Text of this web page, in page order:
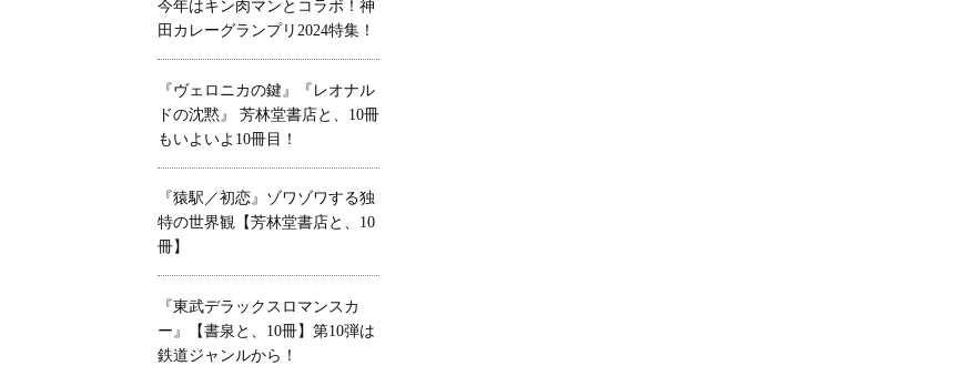
今年はキン肉マンとコラボ！神
田カレーグランプリ2024特集！
『ヴェロニカの鍵』『レオナル
ドの沈黙』 芳林堂書店と、10冊
もいよいよ10冊目！
『猿駅／初恋』ゾワゾワする独
特の世界観【芳林堂書店と、10
冊】
『東武デラックスロマンスカ
ー』【書泉と、10冊】第10弾は
鉄道ジャンルから！